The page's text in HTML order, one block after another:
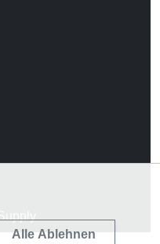
Alle Ablehnen